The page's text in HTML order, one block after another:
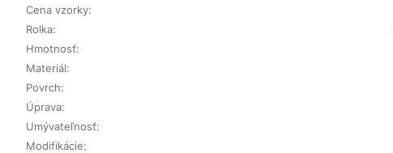
Cena vzorky:
Rolka:
Materiál:
Povrch:
Úprava:
Umývateľnosť:
Modifikácie:
Hmotnosť: